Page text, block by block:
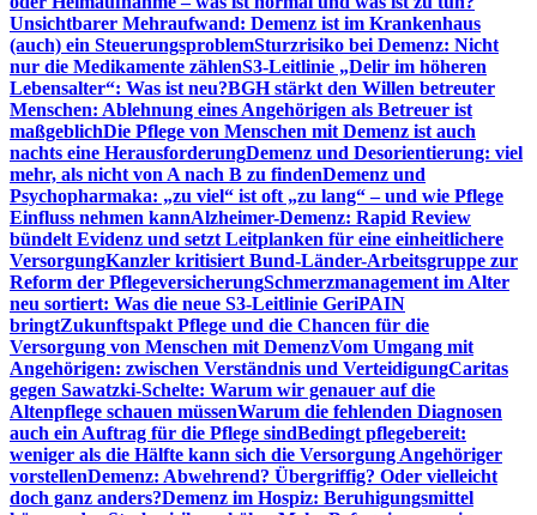
Unsichtbarer Mehraufwand: Demenz ist im Krankenhaus
(auch) ein SteuerungsproblemSturzrisiko bei Demenz: Nicht
nur die Medikamente zählenS3-Leitlinie „Delir im höheren
Lebensalter“: Was ist neu?BGH stärkt den Willen betreuter
Menschen: Ablehnung eines Angehörigen als Betreuer ist
maßgeblichDie Pflege von Menschen mit Demenz ist auch
nachts eine HerausforderungDemenz und Desorientierung: viel
mehr, als nicht von A nach B zu findenDemenz und
Psychopharmaka: „zu viel“ ist oft „zu lang“ – und wie Pflege
Einfluss nehmen kannAlzheimer-Demenz: Rapid Review
bündelt Evidenz und setzt Leitplanken für eine einheitlichere
VersorgungKanzler kritisiert Bund-Länder-Arbeitsgruppe zur
Reform der PflegeversicherungSchmerzmanagement im Alter
neu sortiert: Was die neue S3-Leitlinie GeriPAIN
bringtZukunftspakt Pflege und die Chancen für die
Versorgung von Menschen mit DemenzVom Umgang mit
Angehörigen: zwischen Verständnis und VerteidigungCaritas
gegen Sawatzki-Schelte: Warum wir genauer auf die
Altenpflege schauen müssenWarum die fehlenden Diagnosen
auch ein Auftrag für die Pflege sindBedingt pflegebereit:
weniger als die Hälfte kann sich die Versorgung Angehöriger
vorstellenDemenz: Abwehrend? Übergriffig? Oder vielleicht
doch ganz anders?Demenz im Hospiz: Beruhigungsmittel